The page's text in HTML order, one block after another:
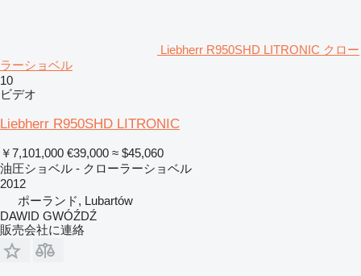
Liebherr R950SHD LITRONIC クロー
ラーショベル
10
ビデオ
Liebherr R950SHD LITRONIC
￥7,101,000 €39,000 ≈ $45,060
油圧ショベル - クローラーショベル
2012
ポーランド, Lubartów
DAWID GWÓŹDŹ
販売会社に連絡